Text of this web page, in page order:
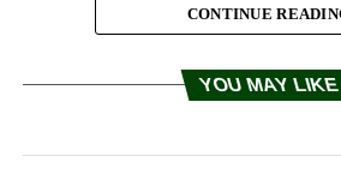
العسكرية للإمارات بالأرقام
CONTINUE
YOU MAY LIKE